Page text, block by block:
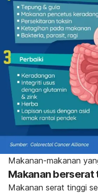
Makanan-makanan
Makanan berserat
Makanan serat tinggi